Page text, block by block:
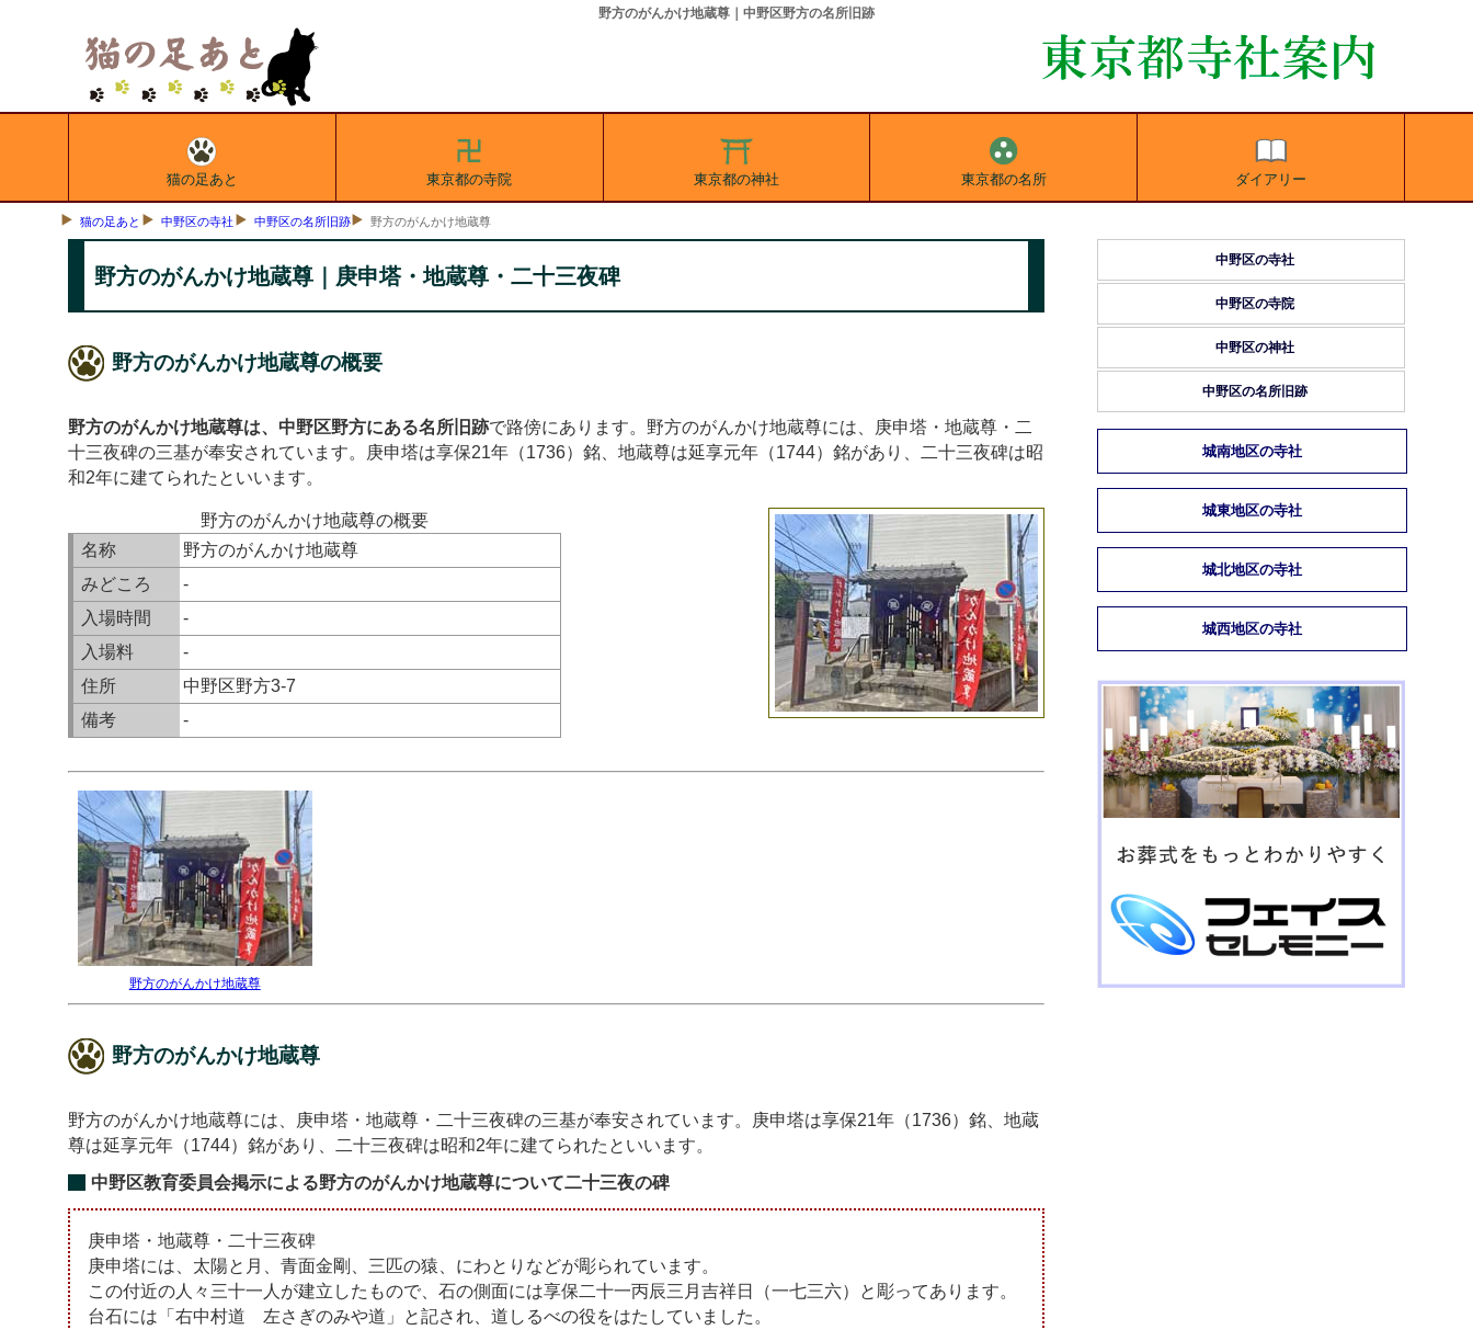
野方のがんかけ地蔵尊｜中野区野方の名所旧跡
猫の足あと 東京都の寺院 東京都の神社 東京都の名所 ダイアリー
猫の足あと 中野区の寺社 中野区の名所旧跡 野方のがんかけ地蔵尊
野方のがんかけ地蔵尊｜庚申塔・地蔵尊・二十三夜碑
野方のがんかけ地蔵尊の概要
野方のがんかけ地蔵尊は、中野区野方にある名所旧跡で路傍にあります。野方のがんかけ地蔵尊には、庚申塔・地蔵尊・二
十三夜碑の三基が奉安されています。庚申塔は享保21年（1736）銘、地蔵尊は延享元年（1744）銘があり、二十三夜碑は昭
和2年に建てられたといいます。
野方のがんかけ地蔵尊の概要
名称
野方のがんかけ地蔵尊
みどころ
-
入場時間
-
入場料
-
住所
中野区野方3-7
備考
-
野方のがんかけ地蔵尊
野方のがんかけ地蔵尊
野方のがんかけ地蔵尊には、庚申塔・地蔵尊・二十三夜碑の三基が奉安されています。庚申塔は享保21年（1736）銘、地蔵
尊は延享元年（1744）銘があり、二十三夜碑は昭和2年に建てられたといいます。
中野区教育委員会掲示による野方のがんかけ地蔵尊について二十三夜の碑
庚申塔・地蔵尊・二十三夜碑
庚申塔には、太陽と月、青面金剛、三匹の猿、にわとりなどが彫られています。
この付近の人々三十一人が建立したもので、石の側面には享保二十一丙辰三月吉祥日（一七三六）と彫ってあります。
台石には「右中村道 左さぎのみや道」と記され、道しるべの役をはたしていました。
中野区の寺社
中野区の寺院
中野区の神社
中野区の名所旧跡
城南地区の寺社
城東地区の寺社
城北地区の寺社
城西地区の寺社